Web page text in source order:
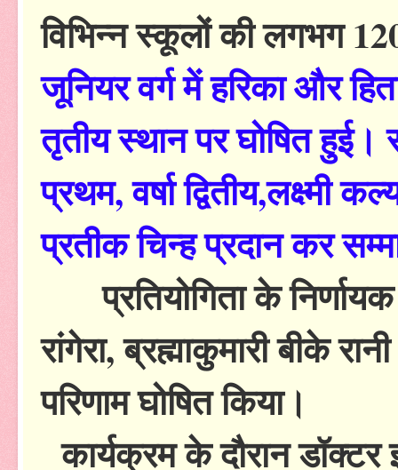
विभिन्न स्कूलों की लगभग
जूनियर वर्ग में हरिका और
तृतीय स्थान पर घोषित
प्रथम, वर्षा द्वितीय,लक्ष्मी
प्रतीक चिन्ह प्रदान कर
प्रतियोगिता के
रांगेरा, ब्रह्माकुमारी बीके
परिणाम घोषित किया।
कार्यक्रम के दौरान डॉक्टर